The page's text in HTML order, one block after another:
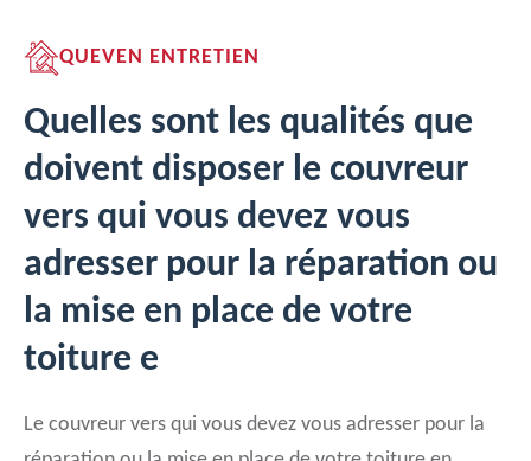
QUEVEN ENTRETIEN
Quelles sont les qualités que
doivent disposer le couvreur
vers qui vous devez vous
adresser pour la réparation ou
la mise en place de votre
toiture e
Le couvreur vers qui vous devez vous adresser pour la